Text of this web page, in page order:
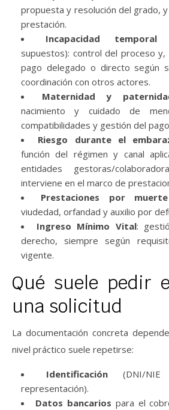
propuesta y resolución del grado,
prestación.
Incapacidad temporal
supuestos): control del proceso y,
pago delegado o directo según
coordinación con otros actores.
Maternidad y
nacimiento y cuidado de
compatibilidades y gestión del
Riesgo durante el
función del régimen y canal
entidades gestoras/
interviene en el marco de
Prestaciones por
viudedad, orfandad y auxilio por
Ingreso Mínimo Vital:
derecho, siempre según
vigente.
Qué suele pedir
una solicitud
La documentación concreta
nivel práctico suele repetirse:
Identificación (DNI/
representación).
Datos bancarios para el